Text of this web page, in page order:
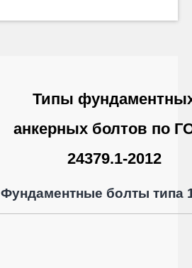
Типы
анкерных болтов по
24379.1-2012
Фундаментные болты типа